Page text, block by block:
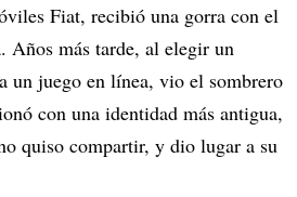
Fiat, recibió una gorra con el
Años más tarde, al elegir un
un juego en línea, vio el sombrero
con una identidad más antigua,
quiso compartir, y dio lugar a su